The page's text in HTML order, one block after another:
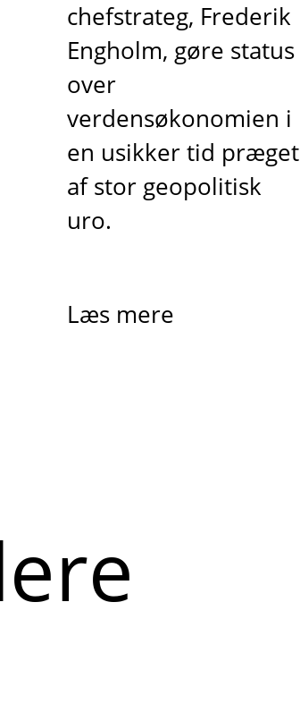
chefstrateg, Frederik
Engholm, gøre status
over
verdensøkonomien i
en usikker tid præget
af stor geopolitisk
uro.
Læs mere